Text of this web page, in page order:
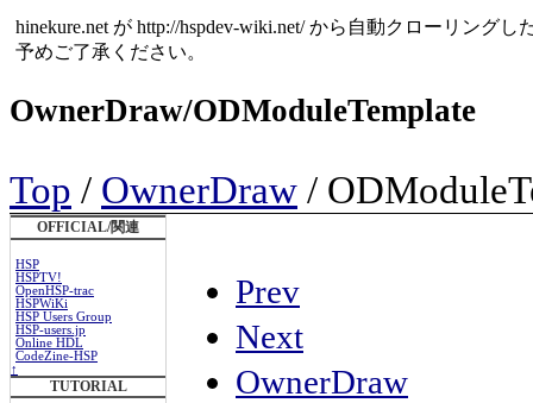
hinekure.net が http://hspdev-wiki.net/ から自動クローリング
予めご了承ください。
OwnerDraw/ODModuleTemplate
Top / OwnerDraw /
OFFICIAL/関連
HSP
HSPTV!
OpenHSP-trac
HSPWiKi
HSP Users Group
HSP-users.jp
Online HDL
CodeZine-HSP
↑
TUTORIAL
Prev
Next
OwnerDraw